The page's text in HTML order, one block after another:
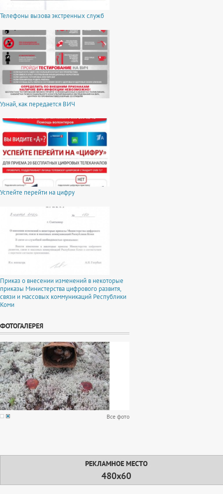
Телефоны вызова экстренных служб
Узнай, как передается ВИЧ
Успейте перейти на цифру
Приказ о внесении изменений в некоторые
приказы Министерства цифрового развитя,
связи и массовых коммуникаций Республики
Коми
ФОТОГАЛЕРЕЯ
Все фото